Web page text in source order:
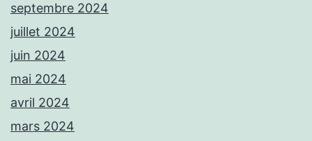
septembre 2024
juillet 2024
juin 2024
mai 2024
avril 2024
mars 2024